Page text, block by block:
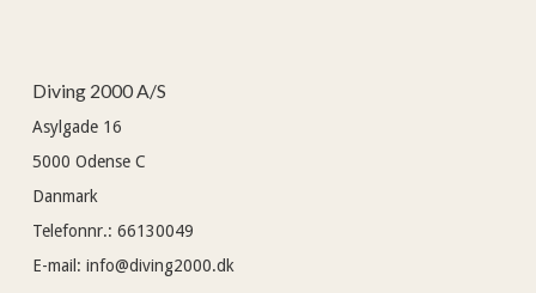
Diving 2000 A/S
Asylgade 16
5000 Odense C
Danmark
Telefonnr.: 66130049
E-mail: info@diving2000.dk